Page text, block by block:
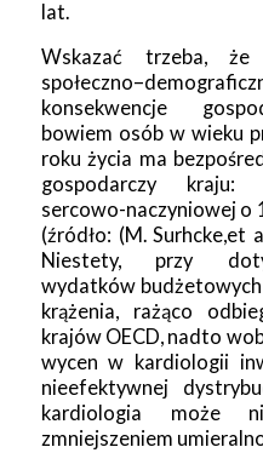
lat.
Wskazać trzeba,
konsekwencje
bowiem osób w wieku
roku życia ma
gospodarczy kraju:
sercowo-naczyniowej o
(źródło: (M. Surhcke,et
Niestety, przy
wydatków budżetowych
krążenia, rażąco
krajów OECD, nadto
wycen w kardiologii
nieefektywnej
kardiologia może
zmniejszeniem